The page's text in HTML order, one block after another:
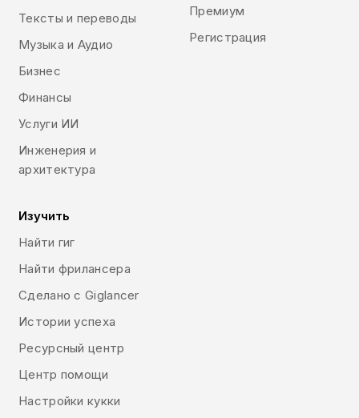
Тексты и переводы
Музыка и Аудио
Бизнес
Финансы
Услуги ИИ
Инженерия и
архитектура
Премиум
Регистрация
Изучить
Найти гиг
Найти фрилансера
Сделано с Giglancer
Истории успеха
Ресурсный центр
Центр помощи
Настройки кукки